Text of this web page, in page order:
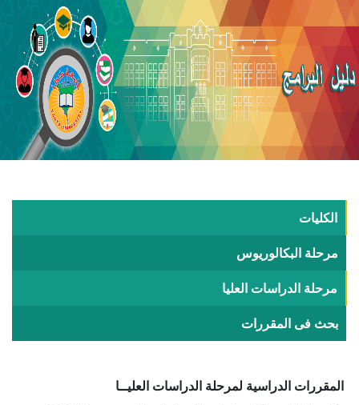
الكليات
مرحلة البكالوريوس
مرحلة الدراسات العليا
بحث فى المقررات
المقررات الدراسية لمرحلة الدراسات العليــا